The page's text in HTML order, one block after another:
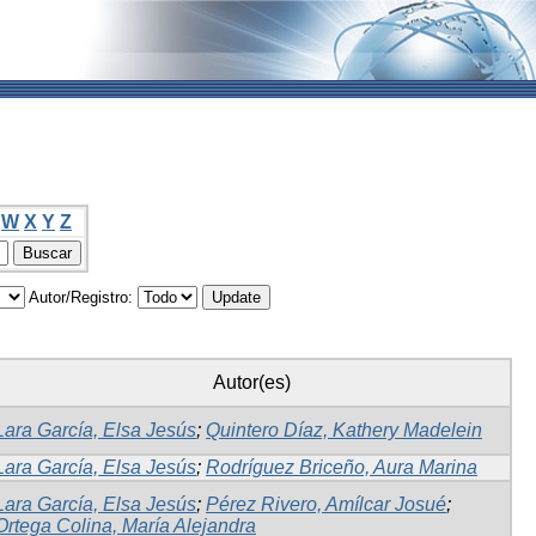
W X Y Z
Autor/Registro:
Autor(es)
García, Elsa Jesús; Quintero Díaz, Kathery Madelein
García, Elsa Jesús; Rodríguez Briceño, Aura Marina
García, Elsa Jesús; Pérez Rivero, Amílcar Josué;
Colina, María Alejandra